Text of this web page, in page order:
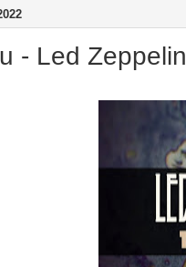
- Led Zeppelin